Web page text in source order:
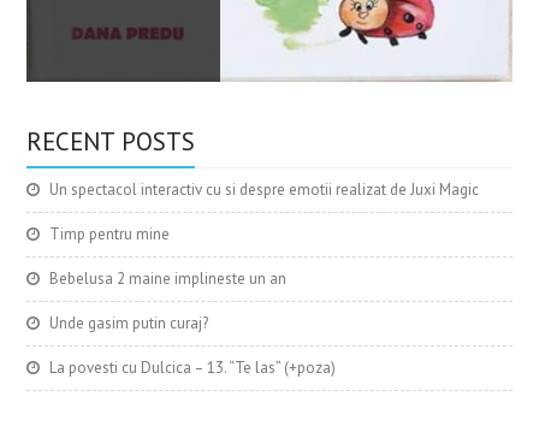
RECENT POSTS
Un spectacol interactiv cu si despre emotii realizat de Juxi Magic
Timp pentru mine
Bebelusa 2 maine implineste un an
Unde gasim putin curaj?
La povesti cu Dulcica – 13. “Te las” (+poza)